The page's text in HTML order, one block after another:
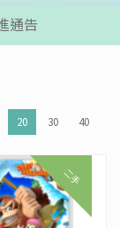
動 2026
復活祭
20 30 40
二手